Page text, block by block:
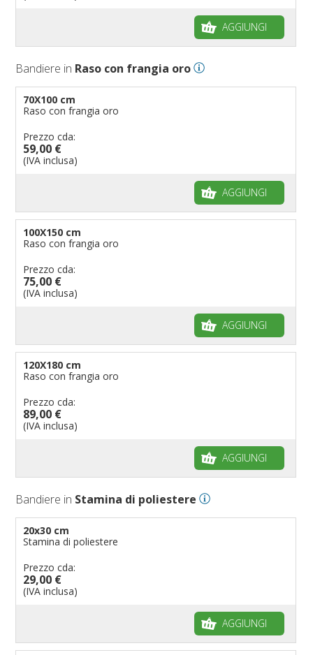
AGGIUNGI
Bandiere in Raso con frangia oro
70X100 cm
Raso con frangia oro
Prezzo cda:
59,00 €
(IVA inclusa)
AGGIUNGI
100X150 cm
Raso con frangia oro
Prezzo cda:
75,00 €
(IVA inclusa)
AGGIUNGI
120X180 cm
Raso con frangia oro
Prezzo cda:
89,00 €
(IVA inclusa)
AGGIUNGI
Bandiere in Stamina di poliestere
20x30 cm
Stamina di poliestere
Prezzo cda:
29,00 €
(IVA inclusa)
AGGIUNGI